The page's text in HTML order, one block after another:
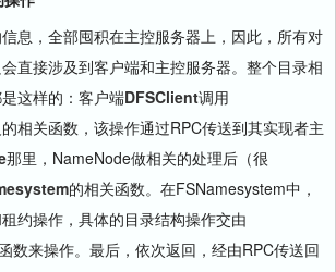
全部囤积在主控服务器上，因此，所有对
直接涉及到客户端和主控服务器。整个目录相
这样的：客户端DFSClient调用
相关函数，该操作通过RPC传送到其实现者主
那里，NameNode做相关的处理后（很
的相关函数。在FSNamesystem中，
约操作，具体的目录结构操作交由
数来操作。最后，依次返回，经由RPC传送回